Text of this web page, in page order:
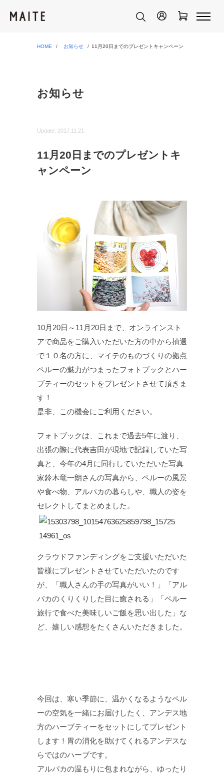
HOME お知らせ 11月20日までのプレゼントキャンペーン
お知らせ
Update: 2017.11.21
11月20日までのプレゼントキ
ャンペーン
10月20日～11月20日まで、オンラインスト
アで商品をご購入いただいた方の中から抽選
で１０名の方に、マイテのものづくりの拠点
ペルーの魅力がつまったフォトブックとハー
ブティーのセットをプレゼントさせて頂きま
す！
是非、この機会にご利用ください。
フォトブックは、これまで過去5年に渡り、
出張の際に代表吉田が現地で記録していた写
真と、今年の4月に同行していただいた写真
家鈴木竜一朗さんの写真から、ペルーの風景
や食べ物、アルパカの暮らしや、職人の姿を
セレクトしてまとめました。
クラウドファンディングをご支援いただいた
皆様にプレゼントさせていただいたのです
が、「職人さんの手の写真がいい！」「アル
パカのくりくりした目に癒される」「ペルー
旅行で食べた美味しいご飯を思い出した」な
ど、嬉しい感想をたくさんいただきました。
今回は、寒い季節に、温かくなるようなペル
ーの空気を一緒にお届けしたく、アンデス地
方のハーブティーをセットにしてプレゼント
します！胃の消化を助けてくれるアンデスな
らではのハーブです。
アルパカの温もりに包まれながら、ゆったり